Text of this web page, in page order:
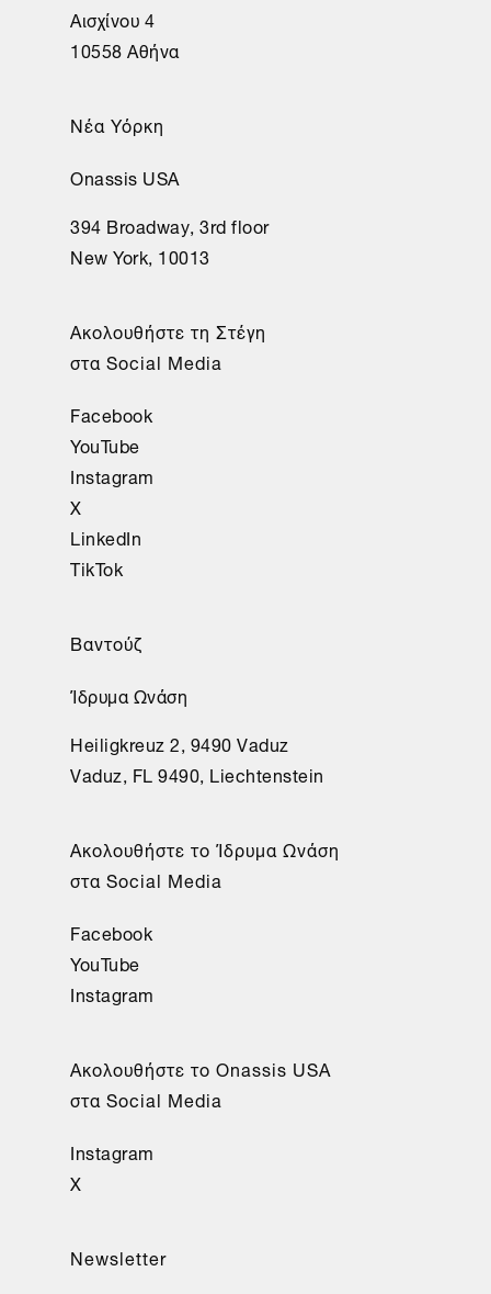
Αισχίνου 4
10558 Αθήνα
Νέα Υόρκη
Onassis USA
394 Broadway, 3rd floor
New York, 10013
Ακολουθήστε τη Στέγη
στα Social Media
Facebook
YouTube
Instagram
X
LinkedIn
TikTok
Βαντούζ
Ίδρυμα Ωνάση
Heiligkreuz 2, 9490 Vaduz
Vaduz, FL 9490, Liechtenstein
Aκολουθήστε το Ίδρυμα Ωνάση
στα Social Media
Facebook
YouTube
Instagram
Aκολουθήστε το Onassis USA
στα Social Media
Instagram
X
Newsletter